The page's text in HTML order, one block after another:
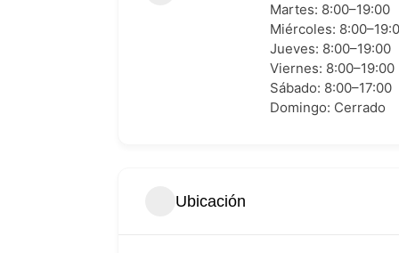
Martes: 8:00–19:00
Miércoles:
Jueves: 8:00–19:00
Viernes: 8:00–19:00
Sábado: 8:00–17:00
Domingo: Cerrado
Ubicación